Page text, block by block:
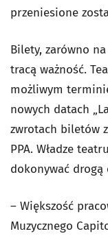
przeniesione
Bilety, zarówno
tracą ważność.
możliwym
nowych datach
zwrotach biletów
PPA. Władze
dokonywać drogą
– Większość
Muzycznego